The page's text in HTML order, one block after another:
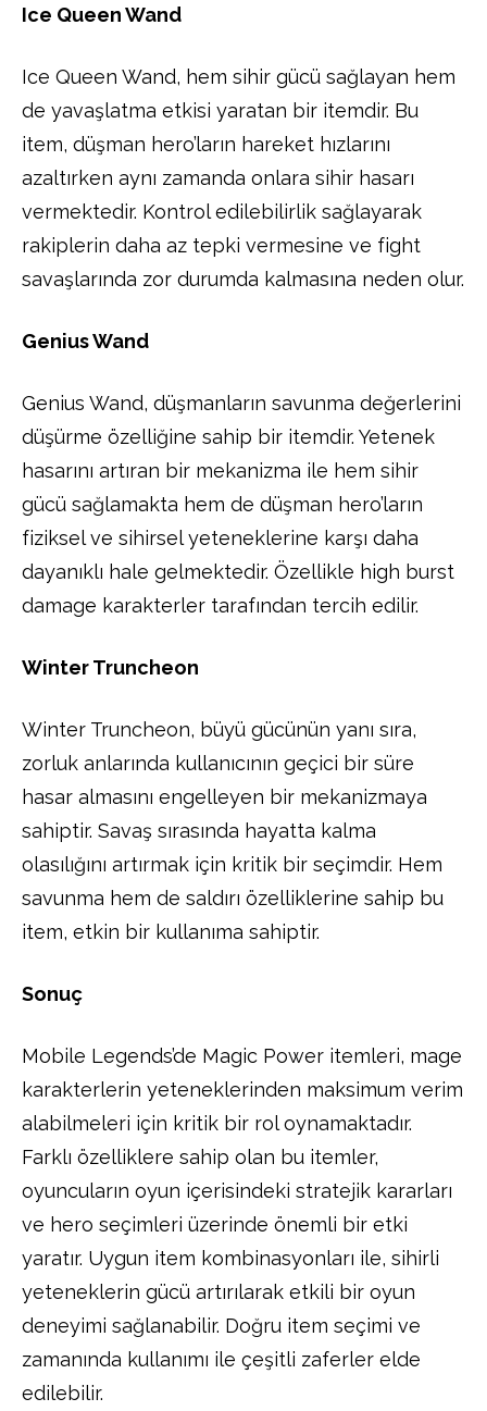
Ice Queen Wand
Ice Queen Wand, hem sihir gücü sağlayan hem
de yavaşlatma etkisi yaratan bir itemdir. Bu
item, düşman hero’ların hareket hızlarını
azaltırken aynı zamanda onlara sihir hasarı
vermektedir. Kontrol edilebilirlik sağlayarak
rakiplerin daha az tepki vermesine ve fight
savaşlarında zor durumda kalmasına neden olur.
Genius Wand
Genius Wand, düşmanların savunma değerlerini
düşürme özelliğine sahip bir itemdir. Yetenek
hasarını artıran bir mekanizma ile hem sihir
gücü sağlamakta hem de düşman hero’ların
fiziksel ve sihirsel yeteneklerine karşı daha
dayanıklı hale gelmektedir. Özellikle high burst
damage karakterler tarafından tercih edilir.
Winter Truncheon
Winter Truncheon, büyü gücünün yanı sıra,
zorluk anlarında kullanıcının geçici bir süre
hasar almasını engelleyen bir mekanizmaya
sahiptir. Savaş sırasında hayatta kalma
olasılığını artırmak için kritik bir seçimdir. Hem
savunma hem de saldırı özelliklerine sahip bu
item, etkin bir kullanıma sahiptir.
Sonuç
Mobile Legends’de Magic Power itemleri, mage
karakterlerin yeteneklerinden maksimum verim
alabilmeleri için kritik bir rol oynamaktadır.
Farklı özelliklere sahip olan bu itemler,
oyuncuların oyun içerisindeki stratejik kararları
ve hero seçimleri üzerinde önemli bir etki
yaratır. Uygun item kombinasyonları ile, sihirli
yeteneklerin gücü artırılarak etkili bir oyun
deneyimi sağlanabilir. Doğru item seçimi ve
zamanında kullanımı ile çeşitli zaferler elde
edilebilir.